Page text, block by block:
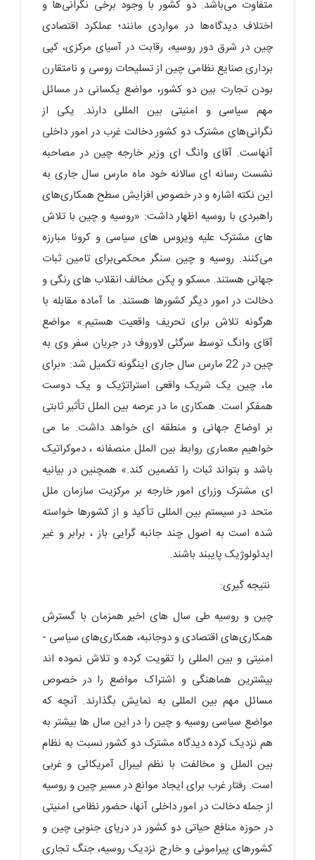
متفاوت می‌باشد. دو کشور با وجود برخی نگرانی‌ها و
اختلاف دیدگاه‌ها در مواردی مانند؛ عملکرد اقتصادی
چین در شرق دور روسیه، رقابت در آسیای مرکزی، کپی
برداری صنایع نظامی چین از تسلیحات روسی و نامتقارن
بودن تجارت بین دو کشور، مواضع یکسانی در مسائل
مهم سیاسی و امنیتی بین المللی دارند. یکی از
نگرانی‌های مشترک دو کشور دخالت غرب در امور داخلی
آنهاست. آقای وانگ ای وزیر خارجه چین در مصاحبه
نشست رسانه ای سالانه خود ماه مارس سال جاری به
این نکته اشاره و در خصوص افزایش سطح همکاری‌های
راهبردی با روسیه اظهار داشت: «روسیه و چین با تلاش
های مشترک علیه ویروس های سیاسی و کرونا مبارزه
می‌کنند. روسیه و چین سنگر محکمی‌برای تامین ثبات
جهانی هستند. مسکو و پکن مخالف انقلاب های رنگی و
دخالت در امور دیگر کشورها هستند. ما آماده مقابله با
هرگونه تلاش برای تحریف واقعیت هستیم.» مواضع
آقای وانگ توسط سرگئی لاوروف در جریان سفر وی به
چین در 22 مارس سال جاری اینگونه تکمیل شد: «برای
ما، چین یک شریک واقعی استراتژیک و یک دوست
همفکر است. همکاری ما در عرصه بین الملل تأثیر ثابتی
بر اوضاع جهانی و منطقه ای خواهد داشت. ما می
خواهیم معماری روابط بین الملل منصفانه ، دموکراتیک
باشد و بتواند ثبات را تضمین کند.» همچنین در بیانیه
ای مشترک وزرای امور خارجه بر مرکزیت سازمان ملل
متحد در سیستم بین المللی تأکید و از کشورها خواسته
شده است به اصول چند جانبه گرایی باز ، برابر و غیر
ایدئولوژیک پایبند باشند.
نتیجه گیری:
چین و روسیه طی سال های اخیر همزمان با گسترش
همکاری‌های اقتصادی و دوجانبه، همکاری‌های سیاسی -
امنیتی و بین المللی را تقویت کرده و تلاش نموده اند
بیشترین هماهنگی و اشتراک مواضع را در خصوص
مسائل مهم بین المللی به نمایش بگذارند. آنچه که
مواضع سیاسی روسیه و چین را در این سال ها بیشتر به
هم نزدیک کرده دیدگاه مشترک دو کشور نسبت به نظام
بین الملل و مخالفت با نظم لیبرال آمریکائی و غربی
است. رفتار غرب برای ایجاد موانع در مسیر چین و روسیه
از جمله دخالت در امور داخلی آنها، حضور نظامی امنیتی
در حوزه منافع حیاتی دو کشور در دریای جنوبی چین و
کشورهای پیرامونی و خارج نزدیک روسیه، جنگ تجاری